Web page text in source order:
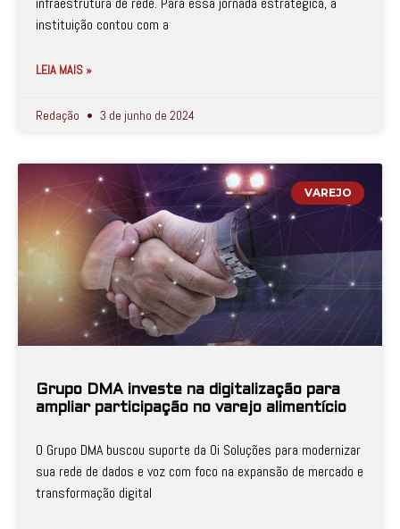
instituição contou com a
LEIA MAIS »
Redação 3 de junho de 2024
VAREJO
Grupo DMA investe na digitalização para
ampliar participação no varejo alimentício
O Grupo DMA buscou suporte da Oi Soluções para modernizar
sua rede de dados e voz com foco na expansão de mercado e
transformação digital